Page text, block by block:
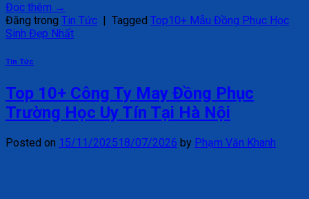
Đọc thêm →
Đăng trong Tin Tức Tagged Top10+ Mẫu Đồng Phục Học
Sinh Đẹp Nhất
Tin Tức
Top 10+ Công Ty May Đồng Phục
Trường Học Uy Tín Tại Hà Nội
Posted on 15/11/202518/07/2026 by Phạm Văn Khanh